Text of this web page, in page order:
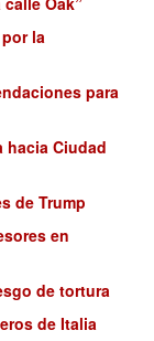
la
para
hacia Ciudad
de Trump
en
de tortura
de Italia